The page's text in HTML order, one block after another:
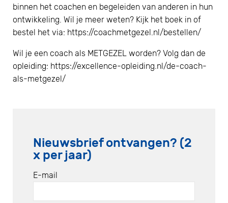
binnen het coachen en begeleiden van anderen in hun
ontwikkeling. Wil je meer weten? Kijk het boek in of
bestel het via: https://coachmetgezel.nl/bestellen/
Wil je een coach als METGEZEL worden? Volg dan de
opleiding: https://excellence-opleiding.nl/de-coach-
als-metgezel/
Nieuwsbrief ontvangen? (2
x per jaar)
E-mail